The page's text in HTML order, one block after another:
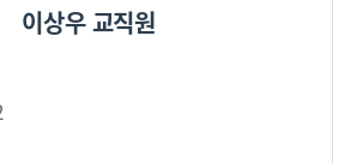
이상우 교직원